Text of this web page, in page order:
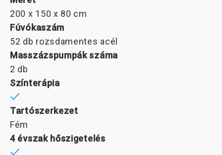
200 x 150 x 80 cm
Fúvókaszám
52 db rozsdamentes acél
Masszázspumpák száma
2 db
Színterápia
Tartószerkezet
Fém
4 évszak hőszigetelés